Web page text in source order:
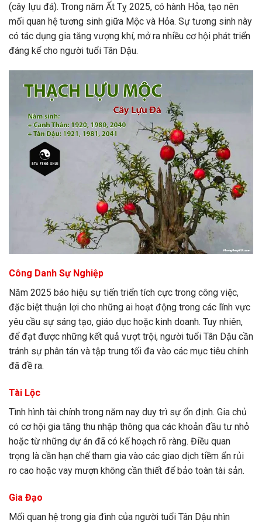
(cây lựu đá). Trong năm Ất Tỵ 2025, có hành Hỏa, tạo nên
mối quan hệ tương sinh giữa Mộc và Hỏa. Sự tương sinh này
có tác dụng gia tăng vượng khí, mở ra nhiều cơ hội phát triển
đáng kể cho người tuổi Tân Dậu.
Công Danh Sự Nghiệp
Năm 2025 báo hiệu sự tiến triển tích cực trong công việc,
đặc biệt thuận lợi cho những ai hoạt động trong các lĩnh vực
yêu cầu sự sáng tạo, giáo dục hoặc kinh doanh. Tuy nhiên,
để đạt được những kết quả vượt trội, người tuổi Tân Dậu cần
tránh sự phân tán và tập trung tối đa vào các mục tiêu chính
đã đề ra.
Tài Lộc
Tình hình tài chính trong năm nay duy trì sự ổn định. Gia chủ
có cơ hội gia tăng thu nhập thông qua các khoản đầu tư nhỏ
hoặc từ những dự án đã có kế hoạch rõ ràng. Điều quan
trọng là cần hạn chế tham gia vào các giao dịch tiềm ẩn rủi
ro cao hoặc vay mượn không cần thiết để bảo toàn tài sản.
Gia Đạo
Mối quan hệ trong gia đình của người tuổi Tân Dậu nhìn